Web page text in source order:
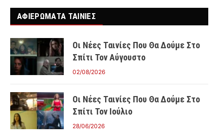
ΑΦΙΕΡΩΜΑΤΑ ΤΑΙΝΊΕΣ
Οι Νέες Ταινίες Που Θα Δούμε Στο
Σπίτι Τον Αύγουστο
02/08/2026
Οι Νέες Ταινίες Που Θα Δούμε Στο
Σπίτι Τον Ιούλιο
28/06/2026